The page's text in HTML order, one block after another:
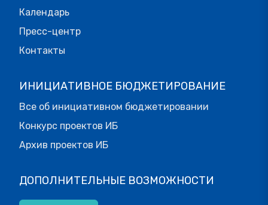
Календарь
Пресс-центр
Контакты
ИНИЦИАТИВНОЕ БЮДЖЕТИРОВАНИЕ
Все об инициативном бюджетировании
Конкурс проектов ИБ
Архив проектов ИБ
ДОПОЛНИТЕЛЬНЫЕ ВОЗМОЖНОСТИ